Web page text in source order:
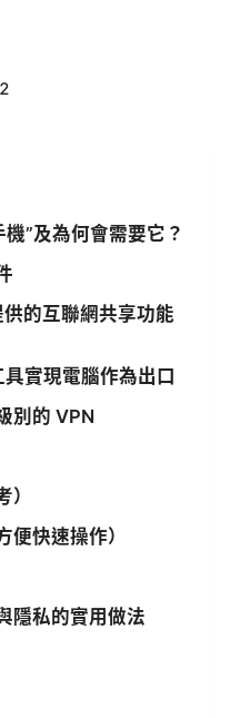
”及為何會需要它？
的互聯網共享功能
實現電腦作為出口
別的 VPN
便快速操作）
隱私的實用做法